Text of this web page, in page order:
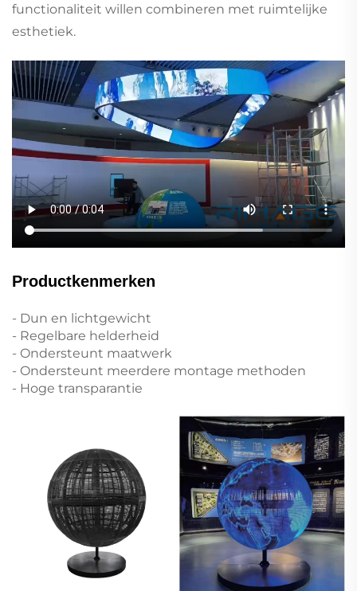
functionaliteit willen combineren met ruimtelijke
esthetiek.
Productkenmerken
- Dun en lichtgewicht
- Regelbare helderheid
- Ondersteunt maatwerk
- Ondersteunt meerdere montage methoden
- Hoge transparantie